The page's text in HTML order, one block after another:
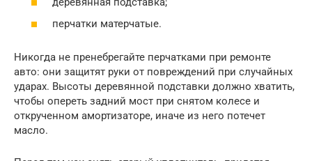
перчатки матерчатые.
Никогда не пренебрегайте перчатками при ремонте
авто: они защитят руки от повреждений при случайных
ударах. Высоты деревянной подставки должно хватить,
чтобы опереть задний мост при снятом колесе и
открученном амортизаторе, иначе из него потечет
масло.